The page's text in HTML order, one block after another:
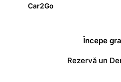
Car2Go
Începe
Rezervă un